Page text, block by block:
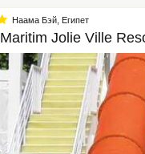
Наама Бэй, Египет
Maritim Jolie Ville